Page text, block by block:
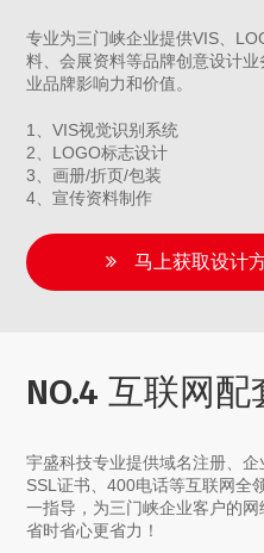
专业为三门峡企业提供VIS、
料、会展资料等品牌创意设计
业品牌影响力和价值。
1、VIS视觉识别系统
2、LOGO标志设计
3、画册/折页/包装
4、宣传资料制作
马上获取设计
NO.4 互联网
宇盛科技专业提供域名注册、企
SSL证书、400电话等互联网全
一指导，为三门峡企业客户的
省时省心更省力！